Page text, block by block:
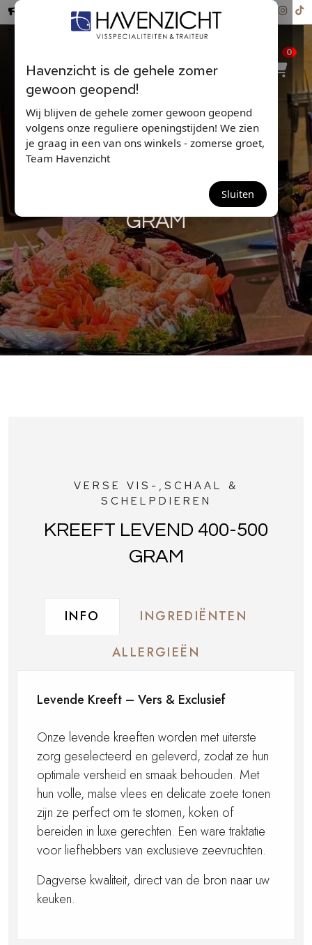
Havenzicht is de gehele zomer
gewoon geopend!
Wij blijven de gehele zomer gewoon geopend
volgens onze reguliere openingstijden! We zien
je graag in een van ons winkels - zomerse groet,
Team Havenzicht
Sluiten
Hollandse Nieuwe ...
0
KREEFT LEVEND 400-500
GRAM
VERSE VIS-,SCHAAL &
SCHELPDIEREN
KREEFT LEVEND 400-500
GRAM
INFO
INGREDIËNTEN
ALLERGIEËN
Levende Kreeft – Vers & Exclusief
Onze levende kreeften worden met uiterste
zorg geselecteerd en geleverd, zodat ze hun
optimale versheid en smaak behouden. Met
hun volle, malse vlees en delicate zoete tonen
zijn ze perfect om te stomen, koken of
bereiden in luxe gerechten. Een ware traktatie
voor liefhebbers van exclusieve zeevruchten.
Dagverse kwaliteit, direct van de bron naar uw
keuken.